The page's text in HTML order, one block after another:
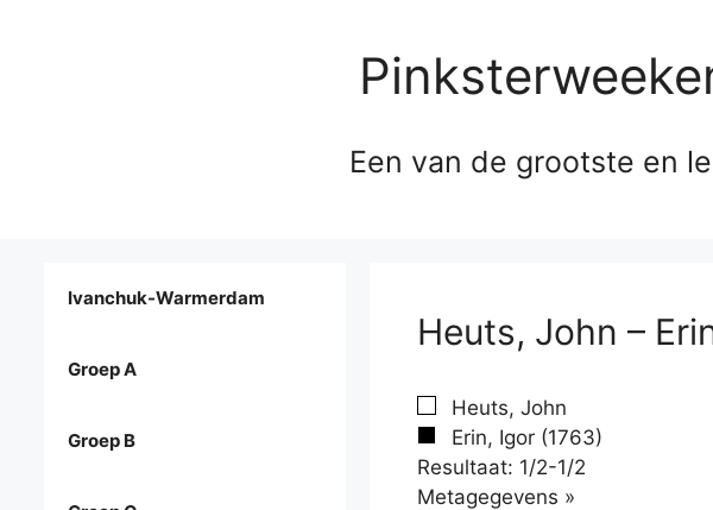
Een van de grootste en
Heuts, John –
Heuts, John
Erin, Igor (1763)
Resultaat: 1/2-1/2
Metagegevens »
Ivanchuk-Warmerdam
Groep A
Groep B